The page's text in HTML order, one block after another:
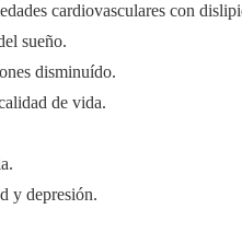
cardiovasculares con
sueño.
disminuído.
de vida.
y depresión.